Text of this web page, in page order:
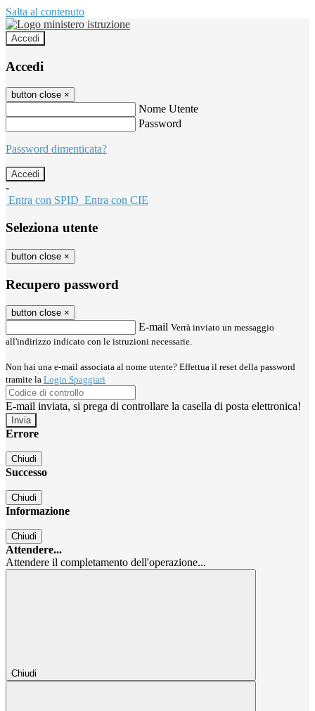
Salta al contenuto
Accedi
Accedi
button close ×
Nome Utente
Password
Password dimenticata?
-
Entra con SPID Entra con CIE
Seleziona utente
button close ×
Recupero password
button close ×
E-mail Verrà inviato un messaggio
all'indirizzo indicato con le istruzioni necessarie.
Non hai una e-mail associata al nome utente? Effettua il reset della password
tramite la Login Spaggiari
E-mail inviata, si prega di controllare la casella di posta elettronica!
Errore
Chiudi
Successo
Chiudi
Informazione
Chiudi
Attendere...
Attendere il completamento dell'operazione...
Chiudi